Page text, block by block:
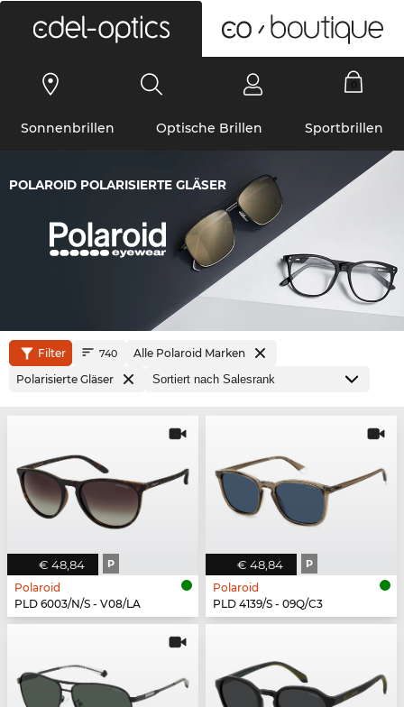
Sonnenbrillen Optische Brillen Sportbrillen
POLAROID POLARISIERTE GLÄSER
Filter 740
Alle Polaroid Marken
Polarisierte Gläser
€ 48,84 P
Polaroid
PLD 6003/N/S - V08/LA
€ 48,84 P
Polaroid
PLD 4139/S - 09Q/C3